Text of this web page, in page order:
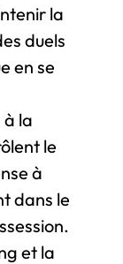
la
duels
en se
la
le
à
dans le
et la